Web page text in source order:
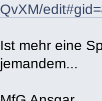
QvXM/
Ist mehr eine
jemandem...